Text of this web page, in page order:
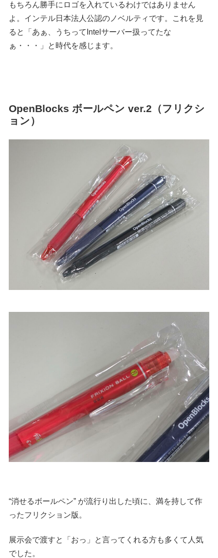
もちろん勝手にロゴを入れているわけではありません
よ。インテル日本法人公認のノベルティです。これを見
ると「あぁ、うちってIntelサーバー扱ってたな
ぁ・・・」と時代を感じます。
OpenBlocks ボールペン ver.2（フリクシ
ョン）
“消せるボールペン” が流行り出した頃に、満を持して作
ったフリクション版。
展示会で渡すと「おっ」と言ってくれる方も多くて人気
でした。